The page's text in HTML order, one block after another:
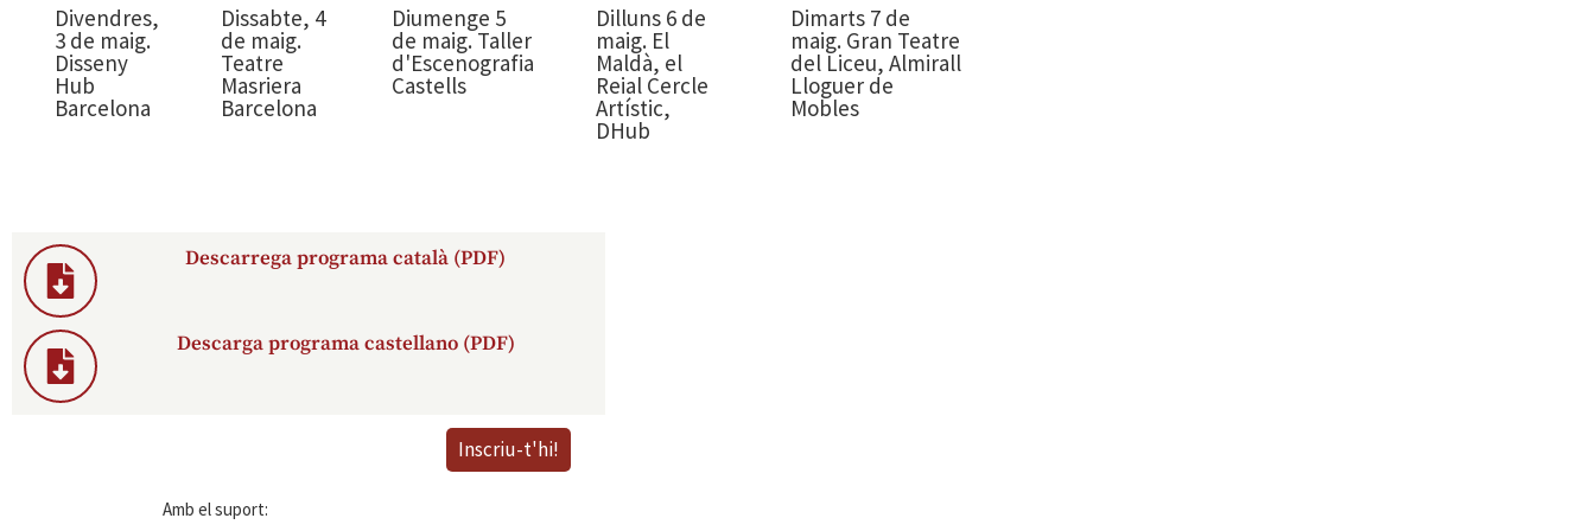
Divendres,
3 de maig.
Disseny
Hub
Barcelona
Dissabte, 4
de maig.
Teatre
Masriera
Barcelona
Diumenge 5
de maig. Taller
d'Escenografia
Castells
Dilluns 6 de
maig. El
Maldà, el
Reial Cercle
Artístic,
DHub
Dimarts 7 de
maig. Gran Teatre
del Liceu, Almirall
Lloguer de
Mobles
Descarrega programa català (PDF)
Descarga programa castellano (PDF)
Inscriu-t'hi!
Amb el suport: